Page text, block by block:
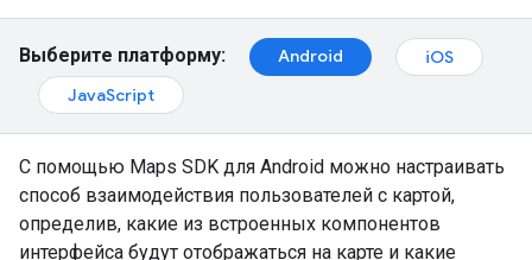
Выберите платформу: Android
iOS
JavaScript
С помощью Maps SDK для Android можно настраивать
способ взаимодействия пользователей с картой,
определив, какие из встроенных компонентов
интерфейса будут отображаться на карте и какие